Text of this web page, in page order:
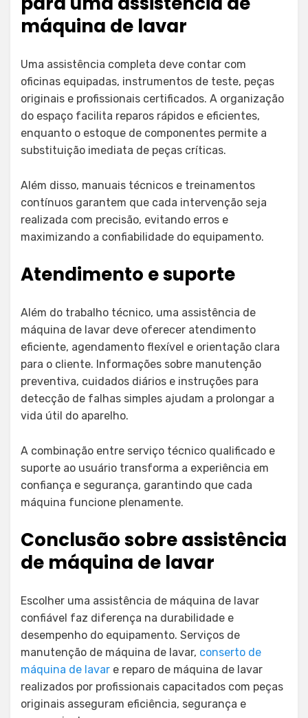
máquina de lavar
Uma assistência completa deve contar com
oficinas equipadas, instrumentos de teste, peças
originais e profissionais certificados. A organização
do espaço facilita reparos rápidos e eficientes,
enquanto o estoque de componentes permite a
substituição imediata de peças críticas.
Além disso, manuais técnicos e treinamentos
contínuos garantem que cada intervenção seja
realizada com precisão, evitando erros e
maximizando a confiabilidade do equipamento.
Atendimento e suporte
Além do trabalho técnico, uma assistência de
máquina de lavar deve oferecer atendimento
eficiente, agendamento flexível e orientação clara
para o cliente. Informações sobre manutenção
preventiva, cuidados diários e instruções para
detecção de falhas simples ajudam a prolongar a
vida útil do aparelho.
A combinação entre serviço técnico qualificado e
suporte ao usuário transforma a experiência em
confiança e segurança, garantindo que cada
máquina funcione plenamente.
Conclusão sobre assistência
de máquina de lavar
Escolher uma assistência de máquina de lavar
confiável faz diferença na durabilidade e
desempenho do equipamento. Serviços de
manutenção de máquina de lavar, conserto de
máquina de lavar e reparo de máquina de lavar
realizados por profissionais capacitados com peças
originais asseguram eficiência, segurança e